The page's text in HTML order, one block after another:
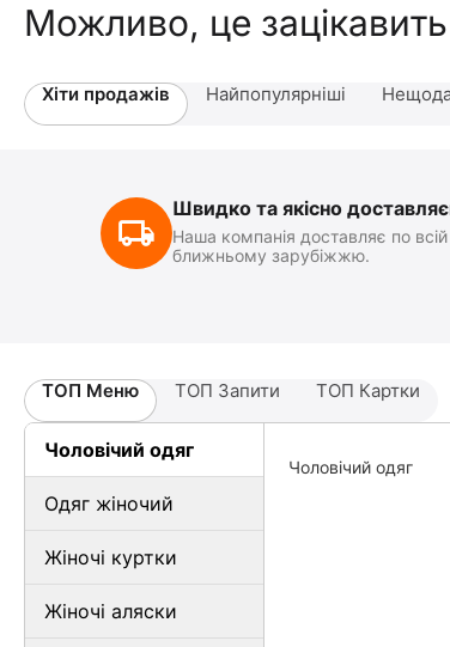
Можливо, це
Хіти продажів Найпопулярніші
Швидко та якісно
Наша компанія доставляє по всій
ближньому зарубіжжю.
ТОП Меню ТОП Запити ТОП Картки
Чоловічий одяг
Одяг жіночий
Жіночі куртки
Жіночі аляски
Чоловічий одяг